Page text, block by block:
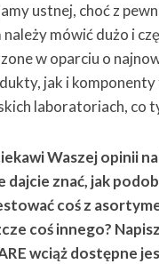
ustnej, choć z
mówić dużo i
w oparciu o
jak i
laboratoriach, co
Waszej opinii
znać, jak
coś z
coś innego?
wciąż dostępne